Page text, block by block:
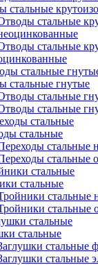
стальные
стальные
стальные
стальные гнутые
стальные
стальные
стальные
стальные
стальные
стальные
стальные
стальные
стальные
стальные
стальные